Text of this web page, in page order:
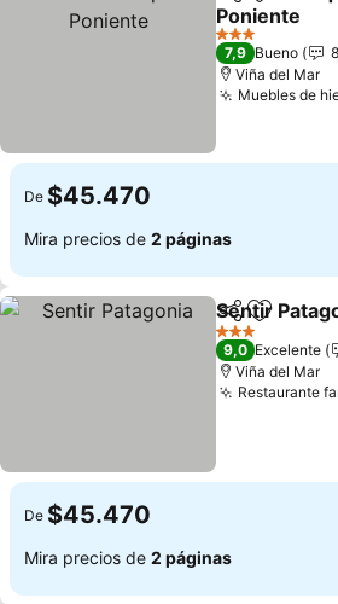
Poniente
Ver precios
3 Estrellas
7,9 Bueno
Viña del Mar
Muebles de
De $45.470
Mira precios de 2 páginas
Compartir
Agregar
Sentir
3 Estrellas
9,0 Excelente
Viña del Mar
Restaurante
De $45.470
Mira precios de 2 páginas